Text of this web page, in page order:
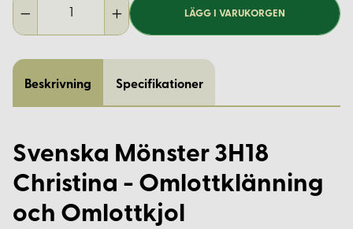
LÄGG I VARUKORGEN
Beskrivning Specifikationer
Svenska Mönster 3H18
Christina - Omlottklänning
och Omlottkjol